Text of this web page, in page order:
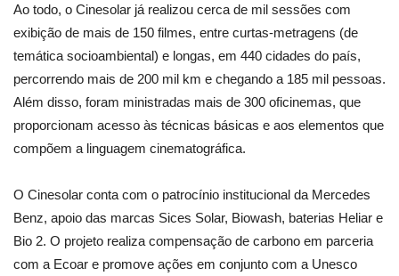
Ao todo, o Cinesolar já realizou cerca de mil sessões com
exibição de mais de 150 filmes, entre curtas-metragens (de
temática socioambiental) e longas, em 440 cidades do país,
percorrendo mais de 200 mil km e chegando a 185 mil pessoas.
Além disso, foram ministradas mais de 300 oficinemas, que
proporcionam acesso às técnicas básicas e aos elementos que
compõem a linguagem cinematográfica.
O Cinesolar conta com o patrocínio institucional da Mercedes
Benz, apoio das marcas Sices Solar, Biowash, baterias Heliar e
Bio 2. O projeto realiza compensação de carbono em parceria
com a Ecoar e promove ações em conjunto com a Unesco